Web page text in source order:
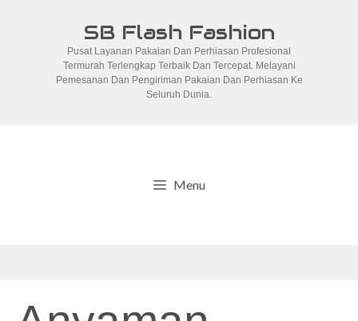
SB Flash Fashion
Pusat Layanan Pakaian Dan Perhiasan Profesional
Termurah Terlengkap Terbaik Dan Tercepat. Melayani
Pemesanan Dan Pengiriman Pakaian Dan Perhiasan Ke
Seluruh Dunia.
Menu